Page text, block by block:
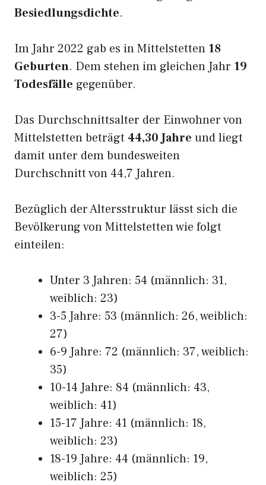
Besiedlungsdichte.
Im Jahr 2022 gab es in Mittelstetten 18
Geburten. Dem stehen im gleichen Jahr 19
Todesfälle gegenüber.
Das Durchschnittsalter der Einwohner von
Mittelstetten beträgt 44,30 Jahre und liegt
damit unter dem bundesweiten
Durchschnitt von 44,7 Jahren.
Bezüglich der Altersstruktur lässt sich die
Bevölkerung von Mittelstetten wie folgt
einteilen:
Unter 3 Jahren: 54 (männlich: 31,
weiblich: 23)
3-5 Jahre: 53 (männlich: 26, weiblich:
27)
6-9 Jahre: 72 (männlich: 37, weiblich:
35)
10-14 Jahre: 84 (männlich: 43,
weiblich: 41)
15-17 Jahre: 41 (männlich: 18,
weiblich: 23)
18-19 Jahre: 44 (männlich: 19,
weiblich: 25)